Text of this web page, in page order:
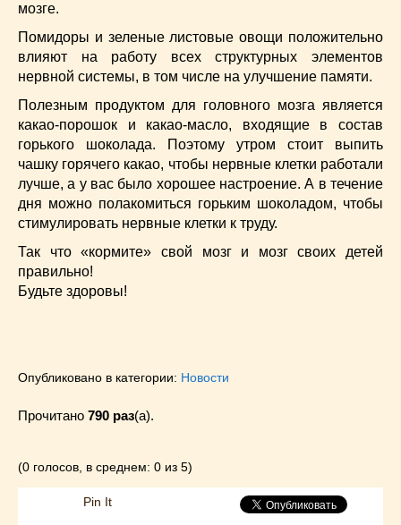
мозге.
Помидоры и зеленые листовые овощи положительно
влияют на работу всех структурных элементов
нервной системы, в том числе на улучшение памяти.
Полезным продуктом для головного мозга является
какао-порошок и какао-масло, входящие в состав
горького шоколада. Поэтому утром стоит выпить
чашку горячего какао, чтобы нервные клетки работали
лучше, а у вас было хорошее настроение. А в течение
дня можно полакомиться горьким шоколадом, чтобы
стимулировать нервные клетки к труду.
Так что «кормите» свой мозг и мозг своих детей
правильно!
Будьте здоровы!
Опубликовано в категории: Новости
Прочитано 790 раз(a).
(0 голосов, в среднем: 0 из 5)
Pin It